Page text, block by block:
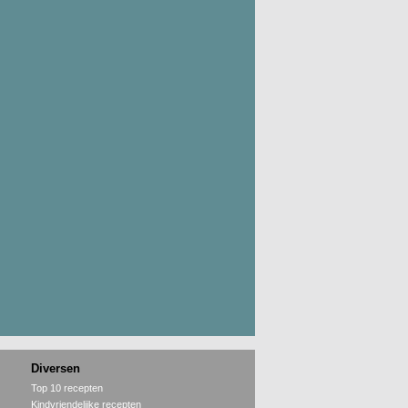
Diversen
Top 10 recepten
Kindvriendelijke recepten